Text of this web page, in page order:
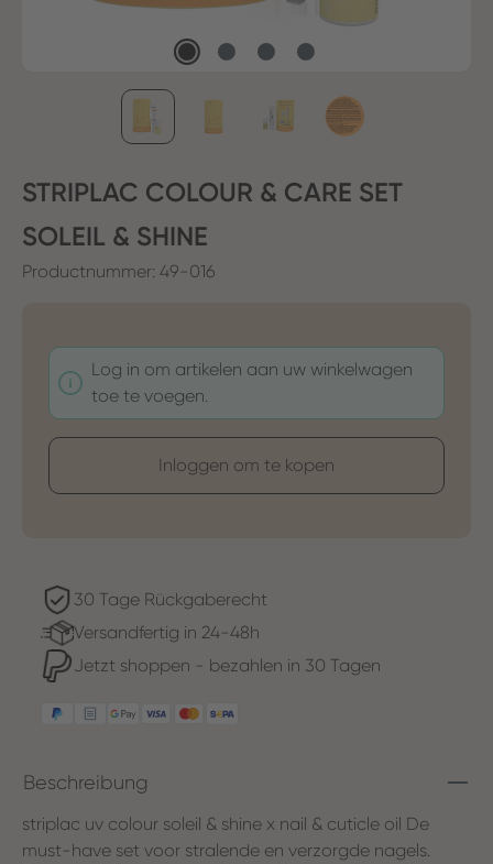
STRIPLAC COLOUR & CARE SET
SOLEIL & SHINE
Productnummer: 49-016
Log in om artikelen aan uw winkelwagen
toe te voegen.
Inloggen om te kopen
30 Tage Rückgaberecht
Versandfertig in 24-48h
Jetzt shoppen - bezahlen in 30 Tagen
Beschreibung
striplac uv colour soleil & shine x nail & cuticle oil De
must-have set voor stralende en verzorgde nagels.